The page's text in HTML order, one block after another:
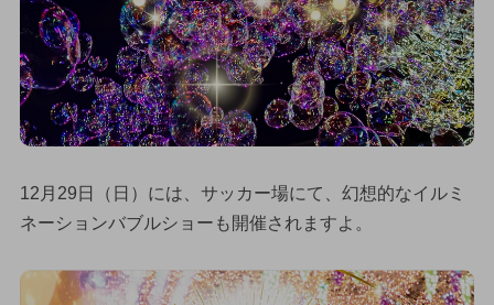
12月29日（日）には、サッカー場にて、幻想的なイルミ
ネーションバブルショーも開催されますよ。